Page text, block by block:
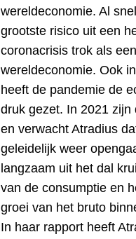
wereldeconomie. Al
grootste risico uit een
coronacrisis trok als
wereldeconomie. Ook
heeft de pandemie de
druk gezet. In 2021
en verwacht Atradius
geleidelijk weer
langzaam uit het dal
van de consumptie en
groei van het bruto
In haar rapport heeft